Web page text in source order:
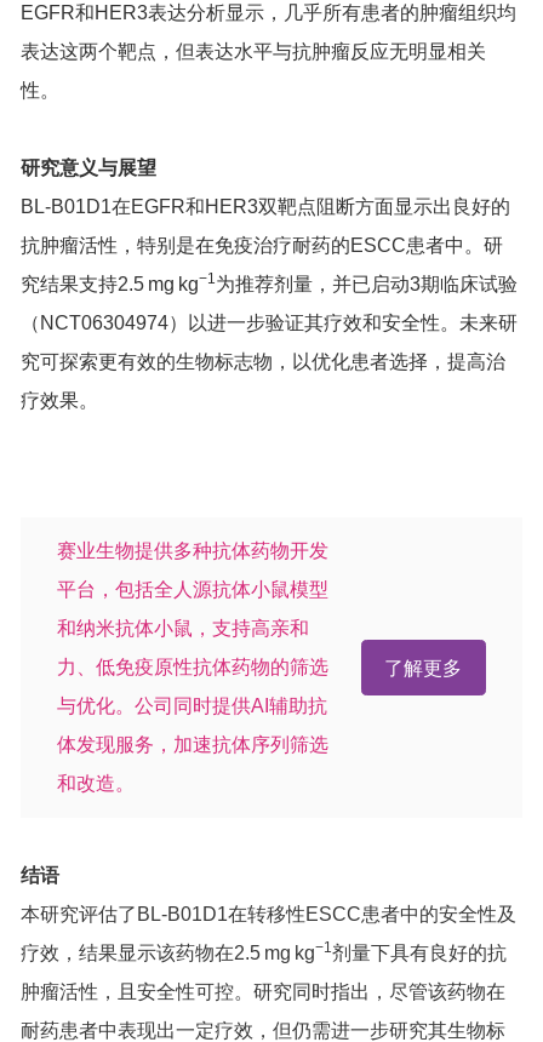
EGFR和HER3表达分析显示，几乎所有患者的肿瘤组织均
表达这两个靶点，但表达水平与抗肿瘤反应无明显相关
性。
研究意义与展望
BL-B01D1在EGFR和HER3双靶点阻断方面显示出良好的
抗肿瘤活性，特别是在免疫治疗耐药的ESCC患者中。研
究结果支持2.5 mg kg−1为推荐剂量，并已启动3期临床试验
（NCT06304974）以进一步验证其疗效和安全性。未来研
究可探索更有效的生物标志物，以优化患者选择，提高治
疗效果。
赛业生物提供多种抗体药物开发
平台，包括全人源抗体小鼠模型
和纳米抗体小鼠，支持高亲和
力、低免疫原性抗体药物的筛选
与优化。公司同时提供AI辅助抗
体发现服务，加速抗体序列筛选
和改造。
了解更多
结语
本研究评估了BL-B01D1在转移性ESCC患者中的安全性及
疗效，结果显示该药物在2.5 mg kg−1剂量下具有良好的抗
肿瘤活性，且安全性可控。研究同时指出，尽管该药物在
耐药患者中表现出一定疗效，但仍需进一步研究其生物标